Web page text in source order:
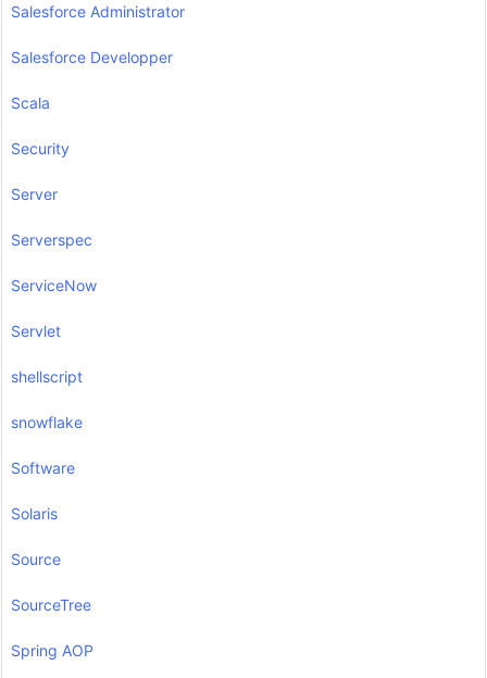
Salesforce Administrator
Salesforce Developper
Scala
Security
Server
Serverspec
ServiceNow
Servlet
shellscript
snowflake
Software
Solaris
Source
SourceTree
Spring AOP